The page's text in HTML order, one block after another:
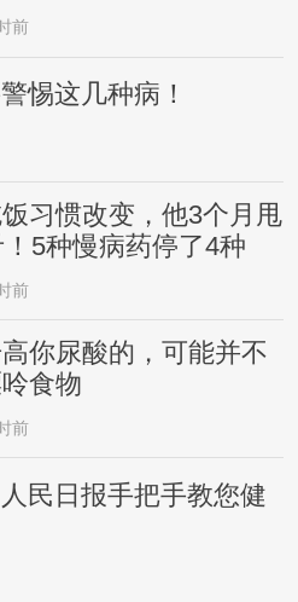
前
惕这几种病！
习惯改变，他3个月甩
5种慢病药停了4种
前
你尿酸的，可能并不
食物
前
民日报手把手教您健